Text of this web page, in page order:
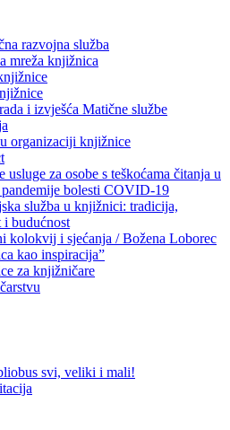
razvojna služba
mreža knjižnica
i izvješća Matične službe
organizaciji knjižnice
usluge za osobe s teškoćama čitanja u
bolesti COVID-19
služba u knjižnici: tradicija,
i budućnost
kolokvij i sjećanja / Božena Loborec
kao inspiracija”
za knjižničare
svi, veliki i mali!